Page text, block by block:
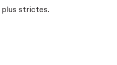
plus strictes.